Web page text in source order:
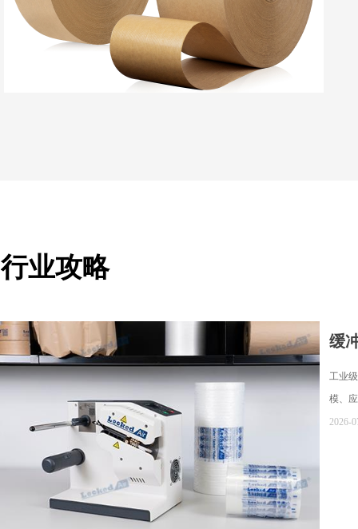
缓
工业
模、
2026-
行业攻略